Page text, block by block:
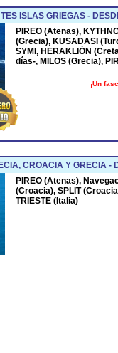
ISLAS GRIEGAS -
PIREO (Atenas),
(Grecia), KUSADASI
SYMI, HERAKLIÓN
días-, MILOS (Grecia),
¡Un
CROACIA Y GRECIA -
PIREO (Atenas),
(Croacia), SPLIT
TRIESTE (Italia)